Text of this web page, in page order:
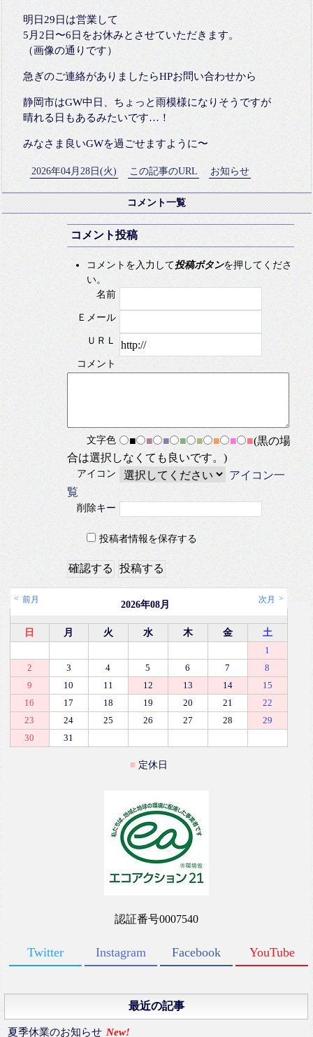
明日29日は営業して
5月2日〜6日をお休みとさせていただきます。
（画像の通りです）
急ぎのご連絡がありましたらHPお問い合わせから
静岡市はGW中日、ちょっと雨模様になりそうですが
晴れる日もあるみたいです…！
みなさま良いGWを過ごせますように〜
2026年04月28日(火) この記事のURL お知らせ
コメント一覧
コメント投稿
コメントを入力して投稿ボタンを押してくださ
い。
名前
Ｅメール
ＵＲＬ
コメント
文字色 ■ ■ ■ ■ ■ ■ ■ ■(黒の場
合は選択しなくても良いです。)
アイコン
アイコン一
覧
削除キー
投稿者情報を保存する
2026年08月
前月 次月
日 月 火 水 木 金 土
1
2
3 4 5 6 7
8
9
10 11 12 13 14
15
16
17 18 19 20 21
22
23
24 25 26 27 28
29
30
31
定休日
認証番号0007540
Twitter Instagram Facebook YouTube
最近の記事
夏季休業のお知らせ New!